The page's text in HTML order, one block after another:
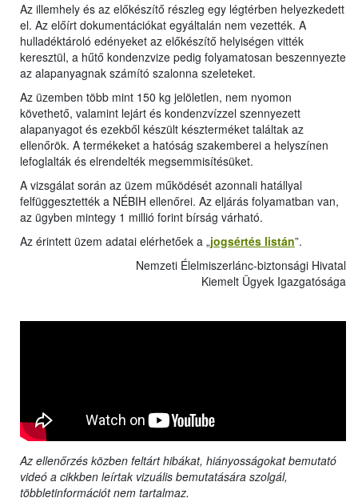
Az illemhely és az előkészítő részleg egy légtérben helyezkedett
el. Az előírt dokumentációkat egyáltalán nem vezették. A
hulladéktároló edényeket az előkészítő helyiségen vitték
keresztül, a hűtő kondenzvize pedig folyamatosan beszennyezte
az alapanyagnak számító szalonna szeleteket.
Az üzemben több mint 150 kg jelöletlen, nem nyomon
követhető, valamint lejárt és kondenzvízzel szennyezett
alapanyagot és ezekből készült készterméket találtak az
ellenőrök. A termékeket a hatóság szakemberei a helyszínen
lefoglalták és elrendelték megsemmisítésüket.
A vizsgálat során az üzem működését azonnali hatállyal
felfüggesztették a NÉBIH ellenőrei. Az eljárás folyamatban van,
az ügyben mintegy 1 millió forint bírság várható.
Az érintett üzem adatai elérhetőek a „jogsértés listán”.
Nemzeti Élelmiszerlánc-biztonsági Hivatal
Kiemelt Ügyek Igazgatósága
Az ellenőrzés közben feltárt hibákat, hiányosságokat bemutató
videó a cikkben leírtak vizuális bemutatására szolgál,
többletinformációt nem tartalmaz.